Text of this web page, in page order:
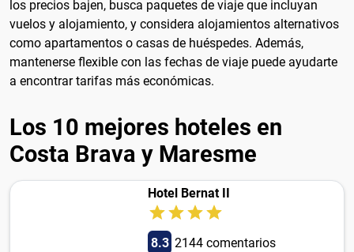
los precios bajen, busca paquetes de viaje que incluyan
vuelos y alojamiento, y considera alojamientos alternativos
como apartamentos o casas de huéspedes. Además,
mantenerse flexible con las fechas de viaje puede ayudarte
a encontrar tarifas más económicas.
Los 10 mejores hoteles en
Costa Brava y Maresme
Hotel Bernat II
8.3 2144 comentarios